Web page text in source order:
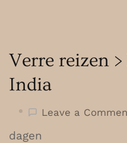
Verre reizen >
India
Leave a
dagen